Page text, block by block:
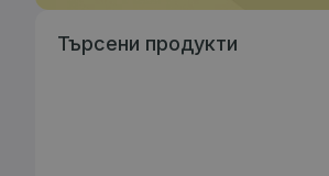
Търсени продукти